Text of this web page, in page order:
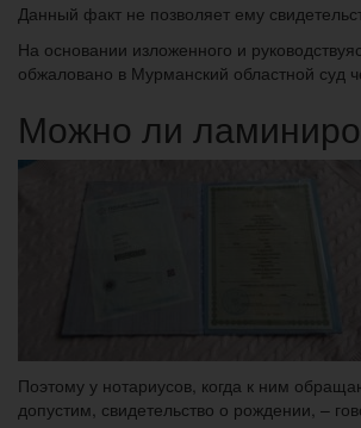
Данный факт не позволяет ему
На основании изложенного и
обжаловано в Мурманский областной суд
Можно ли
Поэтому у нотариусов, когда к ним
допустим, свидетельство о рождении, –